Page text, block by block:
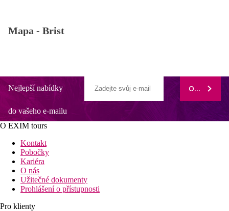
Mapa - Brist
Nejlepší nabídky
do vašeho e-mailu
ODEBÍRAT
O EXIM tours
Kontakt
Pobočky
Kariéra
O nás
Užitečné dokumenty
Prohlášení o přístupnosti
Pro klienty